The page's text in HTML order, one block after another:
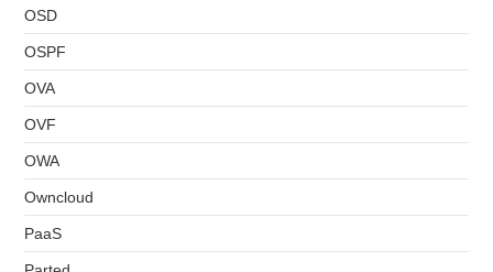
OSD
OSPF
OVA
OVF
OWA
Owncloud
PaaS